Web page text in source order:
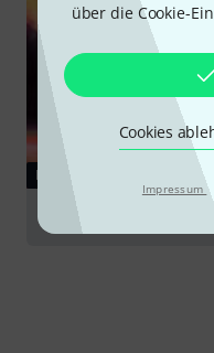
über die Cookie-
Cookies
Impressum
RATGEBER